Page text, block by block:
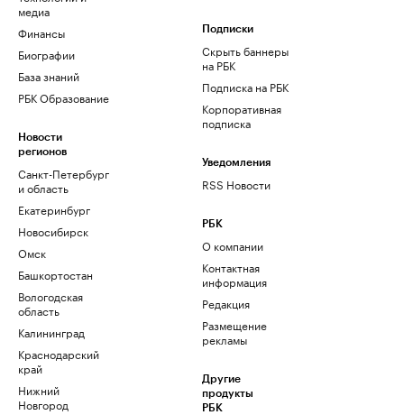
медиа
Финансы
Биографии
База знаний
РБК Образование
Новости
регионов
Санкт-Петербург
и область
Екатеринбург
Новосибирск
Омск
Башкортостан
Вологодская
область
Калининград
Краснодарский
край
Нижний
Новгород
Подписки
Скрыть баннеры
на РБК
Подписка на РБК
Корпоративная
подписка
Уведомления
RSS Новости
РБК
О компании
Контактная
информация
Редакция
Размещение
рекламы
Другие
продукты
РБК